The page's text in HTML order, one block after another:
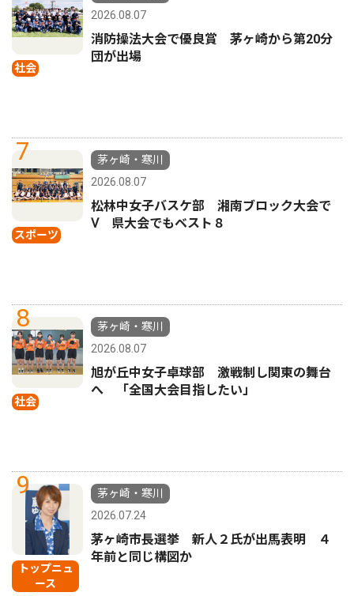
社会
2026.08.07
消防操法大会で優良賞 茅ヶ崎から第20分
団が出場
7
スポーツ
茅ヶ崎・寒川
2026.08.07
松林中女子バスケ部 湘南ブロック大会で
Ⅴ 県大会でもベスト８
8
社会
茅ヶ崎・寒川
2026.08.07
旭が丘中女子卓球部 激戦制し関東の舞台
へ 「全国大会目指したい」
9
トップニュ
ース
茅ヶ崎・寒川
2026.07.24
茅ヶ崎市長選挙 新人２氏が出馬表明 ４
年前と同じ構図か